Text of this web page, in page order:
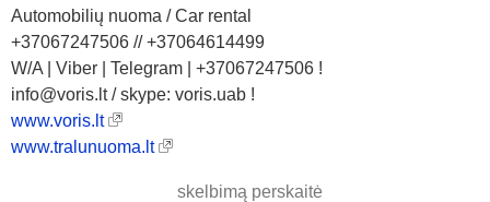
Automobilių nuoma / Car rental
+37067247506 // +37064614499
W/A | Viber | Telegram | +37067247506 !
info@voris.lt / skype: voris.uab !
www.voris.lt
www.tralunuoma.lt
skelbimą perskaitė